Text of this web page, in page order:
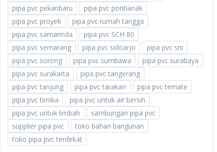
pipa pvc pekanbaru
pipa pvc pontianak
pipa pvc proyek
pipa pvc rumah tangga
pipa pvc samarinda
pipa pvc SCH 80
pipa pvc semarang
pipa pvc sidoarjo
pipa pvc sni
pipa pvc sorong
pipa pvc sumbawa
pipa pvc surabaya
pipa pvc surakarta
pipa pvc tangerang
pipa pvc tanjung
pipa pvc tarakan
pipa pvc ternate
pipa pvc timika
pipa pvc untuk air bersih
pipa pvc untuk limbah
sambungan pipa pvc
supplier pipa pvc
toko bahan bangunan
toko pipa pvc terdekat